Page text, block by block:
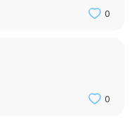
0
0